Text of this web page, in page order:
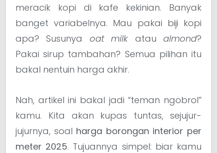
meracik kopi di kafe kekinian. Banyak
banget variabelnya. Mau pakai biji kopi
apa? Susunya oat milk ataualmond?
Pakai sirup tambahan? Semua pilihan itu
bakal nentuin harga akhir.
Nah, artikel ini bakal jadi “teman ngobrol”
kamu. Kita akan kupas tuntas, sejujur-
jujurnya, soal harga borongan interior per
meter 2025. Tujuannya simpel: biar kamu